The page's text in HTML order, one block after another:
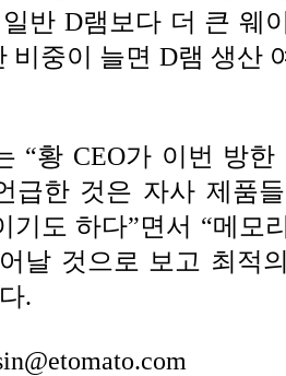
반 D램보다 더 큰 웨
비중이 늘면 D램 생산
“황 CEO가 이번 방
급한 것은 자사 제품
기도 하다”면서 “메모
날 것으로 보고 최적
.